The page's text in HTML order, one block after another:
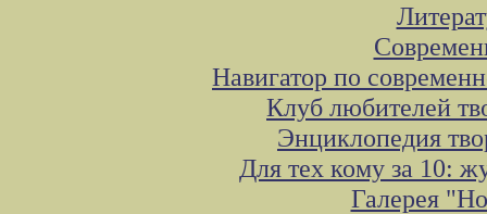
Навигатор по
Клуб любителей
Энциклопедия
Для тех кому за 10:
Галерея